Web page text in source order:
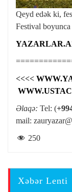
Qeyd edək ki,
Festival
<<<<
Əlaqə: Tel: (
mail:
250
Xəbər Lenti